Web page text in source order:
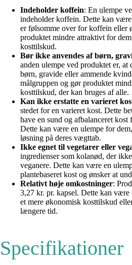
Indeholder koffein: En ulempe
indeholder koffein. Dette kan
er følsomme over for koffein eller
produktet mindre attraktivt for
kosttilskud.
Bør ikke anvendes af børn,
anden ulempe ved produktet er,
børn, gravide eller ammende
målgruppen og gør produktet
kosttilskud, der kan bruges af alle.
Kan ikke erstatte en varieret
stedet for en varieret kost. Dette
have en sund og afbalanceret kost
Dette kan være en ulempe for
løsning på deres vægttab.
Ikke egnet til vegetarer eller
ingredienser som kolanød, der
veganere. Dette kan være en
plantebaseret kost og ønsker at
Relativt høje omkostninger:
3,27 kr. pr. kapsel. Dette kan være
et mere økonomisk kosttilskud
længere tid.
Specifikationer